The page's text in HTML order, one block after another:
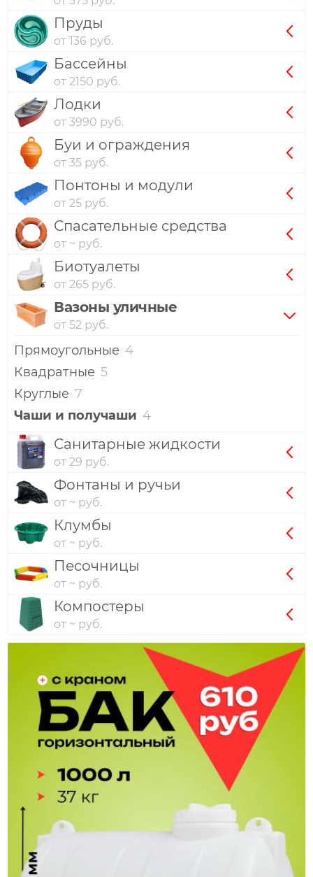
Пруды
от 136 руб.
Бассейны
от 2150 руб.
Лодки
от 3990 руб.
Буи и ограждения
от 35 руб.
Понтоны и модули
от 25 руб.
Спасательные средства
от ~ руб.
Биотуалеты
от 265 руб.
Вазоны уличные
от 52 руб.
Прямоугольные 4
Квадратные 5
Круглые 7
Чаши и получаши 4
Санитарные жидкости
от 29 руб.
Фонтаны и ручьи
от ~ руб.
Клумбы
от ~ руб.
Песочницы
от ~ руб.
Компостеры
от ~ руб.